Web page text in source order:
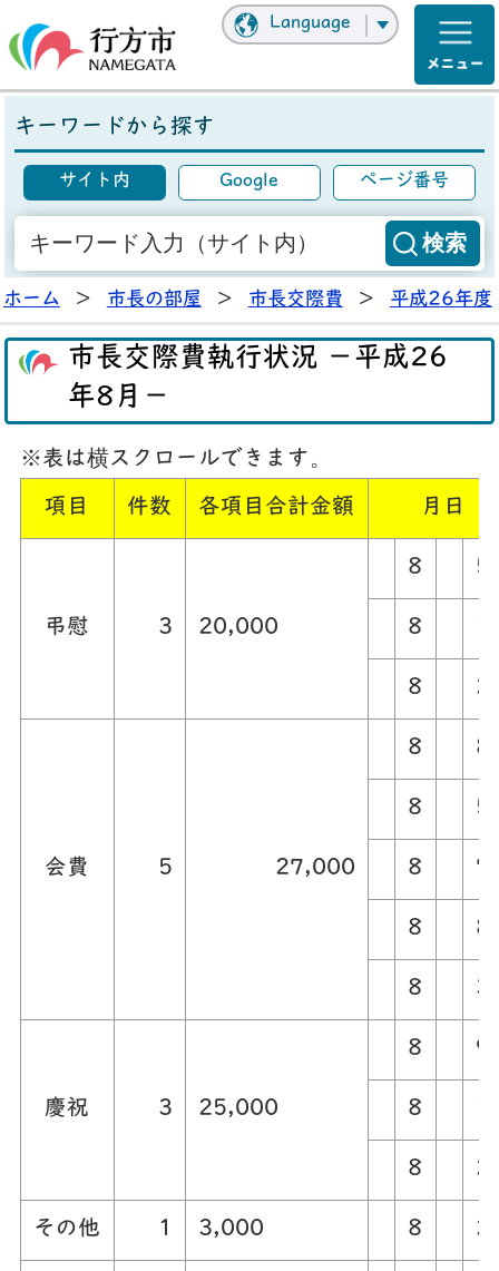
Language
キーワードから探す
サイト内 Google ページ番号
ホーム > 市長の部屋 > 市長交際費 > 平成26年度
市長交際費執行状況 －平成26
年8月－
※表は横スクロールできます。
項目 件数 各項目合計金額 月日
弔慰 3 20,000
8 5
8
8
会費 5 27,000
8 8
8 5
8 7
8 8
8
慶祝 3 25,000
8 9
8
8
その他 1 3,000 8